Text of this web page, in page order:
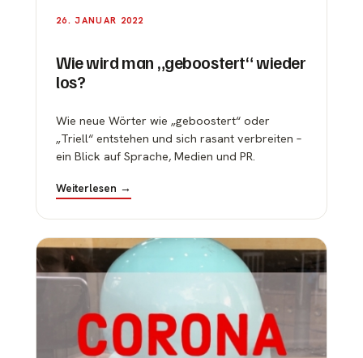
26. JANUAR 2022
Wie wird man „geboostert“ wieder
los?
Wie neue Wörter wie „geboostert“ oder
„Triell“ entstehen und sich rasant verbreiten –
ein Blick auf Sprache, Medien und PR.
Weiterlesen →